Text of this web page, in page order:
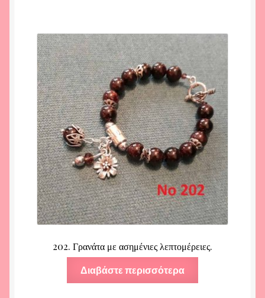
202. Γρανάτα με ασημένιες λεπτομέρειες.
Διαβάστε περισσότερα